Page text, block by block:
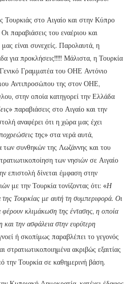
Τουρκιάς στο Αιγαίο και στην Κύπρο
παραβιάσεις του εναέριου και
είναι συνεχείς. Παρολαυτά, η
για προκλήσεις!!!!! Μάλιστα, η Τουρκία
Γραμματέα του ΟΗΕ Αντόνιο
Αντιπροσώπου της στον ΟΗΕ,
στην οποία κατηγορεί την Ελλάδα
» παραβιάσεις στο Αιγαίο και την
αναφέρει ότι η χώρα μας έχει
της» στα νερά αυτά,
των συνθηκών της Λωζάννης και του
των νησιών σε Αιγαίο
επιστολή δίνεται έμφαση στην
με την Τουρκία τονίζοντας ότι: «Η
Τουρκίας με αυτή τη συμπεριφορά. Οι
φέρουν κλιμάκωση της έντασης, η οποία
και την ασφάλεια στην ευρύτερη
ή σκοπίμως παραβλέπει το γεγονός
στρατιωτικοποιημένα ακριβώς εξαιτίας
την Τουρκία σε καθημερινή βάση.